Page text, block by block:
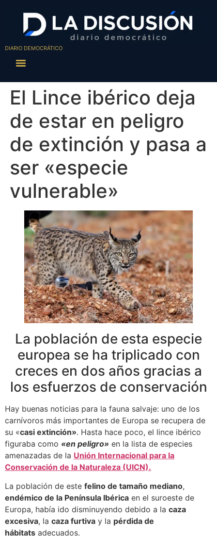
DIARIO DEMOCRÁTICO
El Lince ibérico deja
de estar en peligro
de extinción y pasa a
ser «especie
vulnerable»
La población de esta especie
europea se ha triplicado con
creces en dos años gracias a
los esfuerzos de conservación
Hay buenas noticias para la fauna salvaje: uno de los
carnívoros más importantes de Europa se recupera de
su «casi extinción». Hasta hace poco, el lince ibérico
figuraba como «en peligro» en la lista de especies
amenazadas de la Unión Internacional para la
Conservación de la Naturaleza (UICN).
La población de este felino de tamaño mediano,
endémico de la Península Ibérica en el suroeste de
Europa, había ido disminuyendo debido a la caza
excesiva, la caza furtiva y la pérdida de
hábitats adecuados.